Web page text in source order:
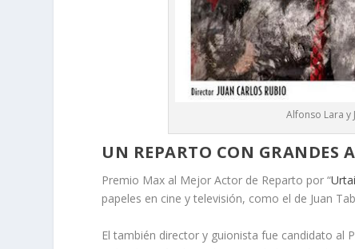
Alfonso Lara y
UN REPARTO CON GRANDES
Premio Max al Mejor Actor de Reparto por “
papeles en cine y televisión, como el de Juan
El también director y guionista fue candidato al